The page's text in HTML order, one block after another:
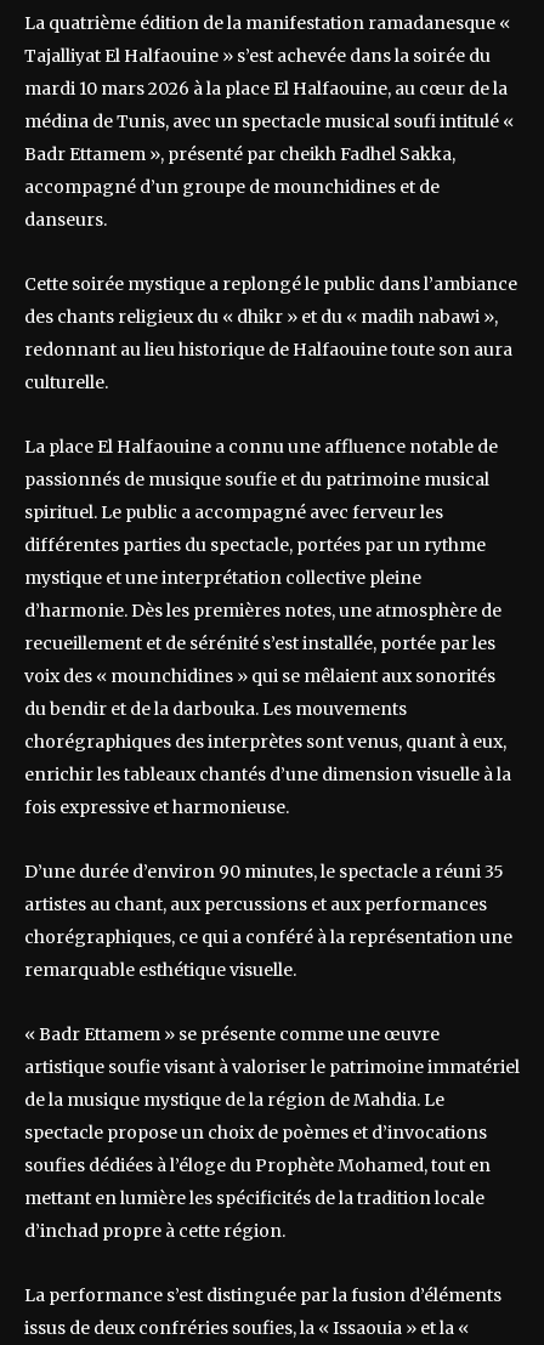
La quatrième édition de la manifestation ramadanesque «
Tajalliyat El Halfaouine » s’est achevée dans la soirée du
mardi 10 mars 2026 à la place El Halfaouine, au cœur de la
médina de Tunis, avec un spectacle musical soufi intitulé «
Badr Ettamem », présenté par cheikh Fadhel Sakka,
accompagné d’un groupe de mounchidines et de
danseurs.
Cette soirée mystique a replongé le public dans l’ambiance
des chants religieux du « dhikr » et du « madih nabawi »,
redonnant au lieu historique de Halfaouine toute son aura
culturelle.
La place El Halfaouine a connu une affluence notable de
passionnés de musique soufie et du patrimoine musical
spirituel. Le public a accompagné avec ferveur les
différentes parties du spectacle, portées par un rythme
mystique et une interprétation collective pleine
d’harmonie. Dès les premières notes, une atmosphère de
recueillement et de sérénité s’est installée, portée par les
voix des « mounchidines » qui se mêlaient aux sonorités
du bendir et de la darbouka. Les mouvements
chorégraphiques des interprètes sont venus, quant à eux,
enrichir les tableaux chantés d’une dimension visuelle à la
fois expressive et harmonieuse.
D’une durée d’environ 90 minutes, le spectacle a réuni 35
artistes au chant, aux percussions et aux performances
chorégraphiques, ce qui a conféré à la représentation une
remarquable esthétique visuelle.
« Badr Ettamem » se présente comme une œuvre
artistique soufie visant à valoriser le patrimoine immatériel
de la musique mystique de la région de Mahdia. Le
spectacle propose un choix de poèmes et d’invocations
soufies dédiées à l’éloge du Prophète Mohamed, tout en
mettant en lumière les spécificités de la tradition locale
d’inchad propre à cette région.
La performance s’est distinguée par la fusion d’éléments
issus de deux confréries soufies, la « Issaouia » et la «